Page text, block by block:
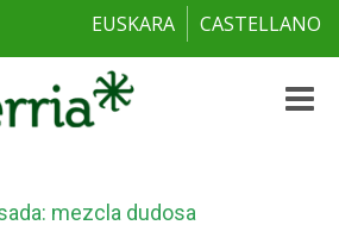
EUSKARA CASTELLANO
Toggle
mezcla dudosa